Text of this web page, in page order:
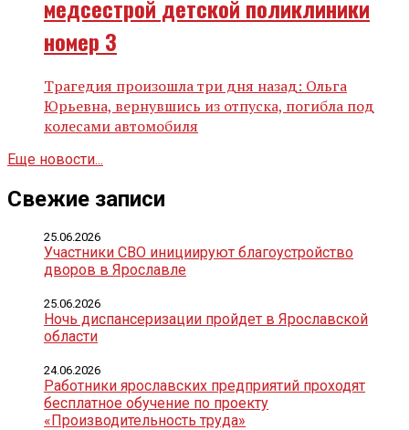
медсестрой детской поликлиники
номер 3
Трагедия произошла три дня назад: Ольга
Юрьевна, вернувшись из отпуска, погибла под
колесами автомобиля
Еще новости...
Свежие записи
Участники СВО инициируют благоустройство
дворов в Ярославле
25.06.2026
Ночь диспансеризации пройдет в Ярославской
области
25.06.2026
Работники ярославских предприятий проходят
бесплатное обучение по проекту
«Производительность труда»
24.06.2026